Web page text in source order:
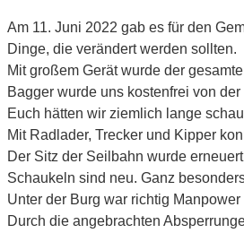
Am 11. Juni 2022 gab es für den
Dinge, die verändert werden sollten.
Mit großem Gerät wurde der
Bagger wurde uns kostenfrei von der
Euch hätten wir ziemlich lange
Mit Radlader, Trecker und Kipper
Der Sitz der Seilbahn wurde
Schaukeln sind neu. Ganz
Unter der Burg war richtig
Durch die angebrachten